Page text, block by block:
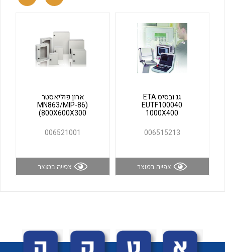
לכל מוצרי היצרן לכל מוצרי היצרן
גג ובסיס ETA
EUTF100040
1000X400
006515213
צפייה במוצר
ארון פוליאסטר
(MN863/MIP-86
(800X600X300
006521001
צפייה במוצר